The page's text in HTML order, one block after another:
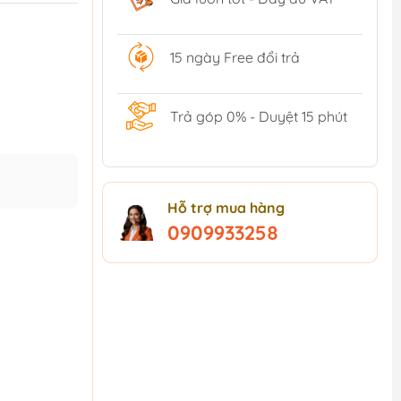
15 ngày Free đổi trả
Trả góp 0% - Duyệt 15 phút
Hỗ trợ mua hàng
0909933258